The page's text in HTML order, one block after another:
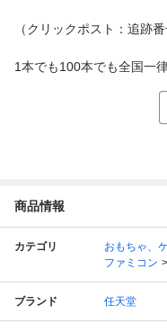
（クリックポスト：追跡
1本でも100本でも全国一
商品情報
カテゴリ おもちゃ、
ファミコン
ブランド 任天堂